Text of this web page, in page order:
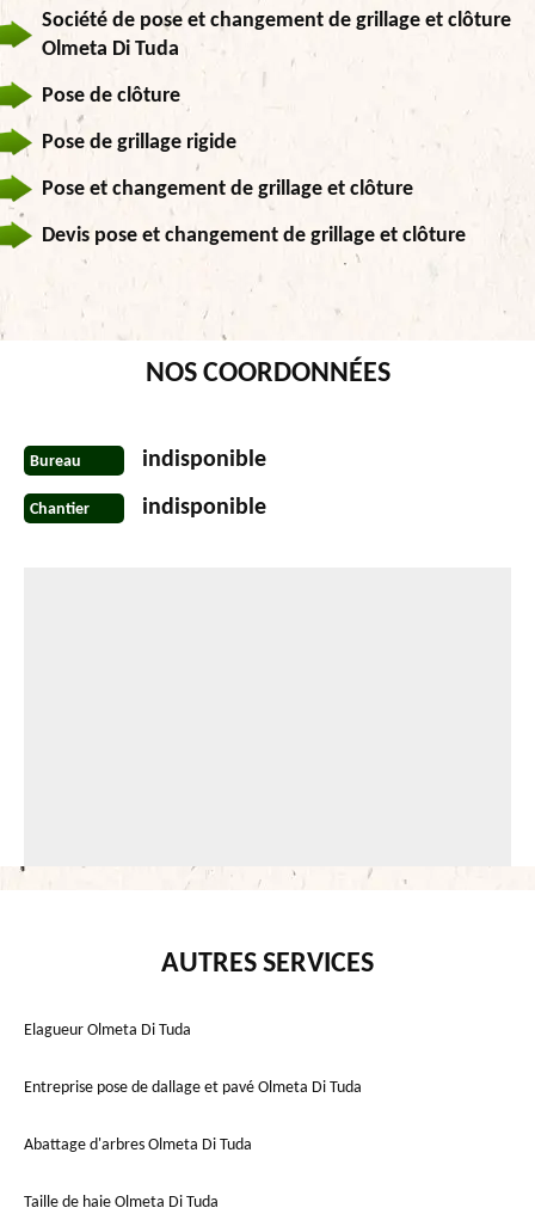
Société de pose et changement de grillage et clôture
Olmeta Di Tuda
Pose de clôture
Pose de grillage rigide
Pose et changement de grillage et clôture
Devis pose et changement de grillage et clôture
NOS COORDONNÉES
Bureau indisponible
Chantier indisponible
AUTRES SERVICES
Elagueur Olmeta Di Tuda
Entreprise pose de dallage et pavé Olmeta Di Tuda
Abattage d'arbres Olmeta Di Tuda
Taille de haie Olmeta Di Tuda